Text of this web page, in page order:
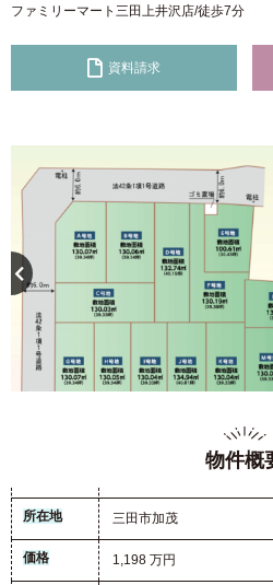
ファミリーマート三田上井沢店/徒歩7分
資料請求
物件概
所在地 三田市加茂
価格 1,198 万円